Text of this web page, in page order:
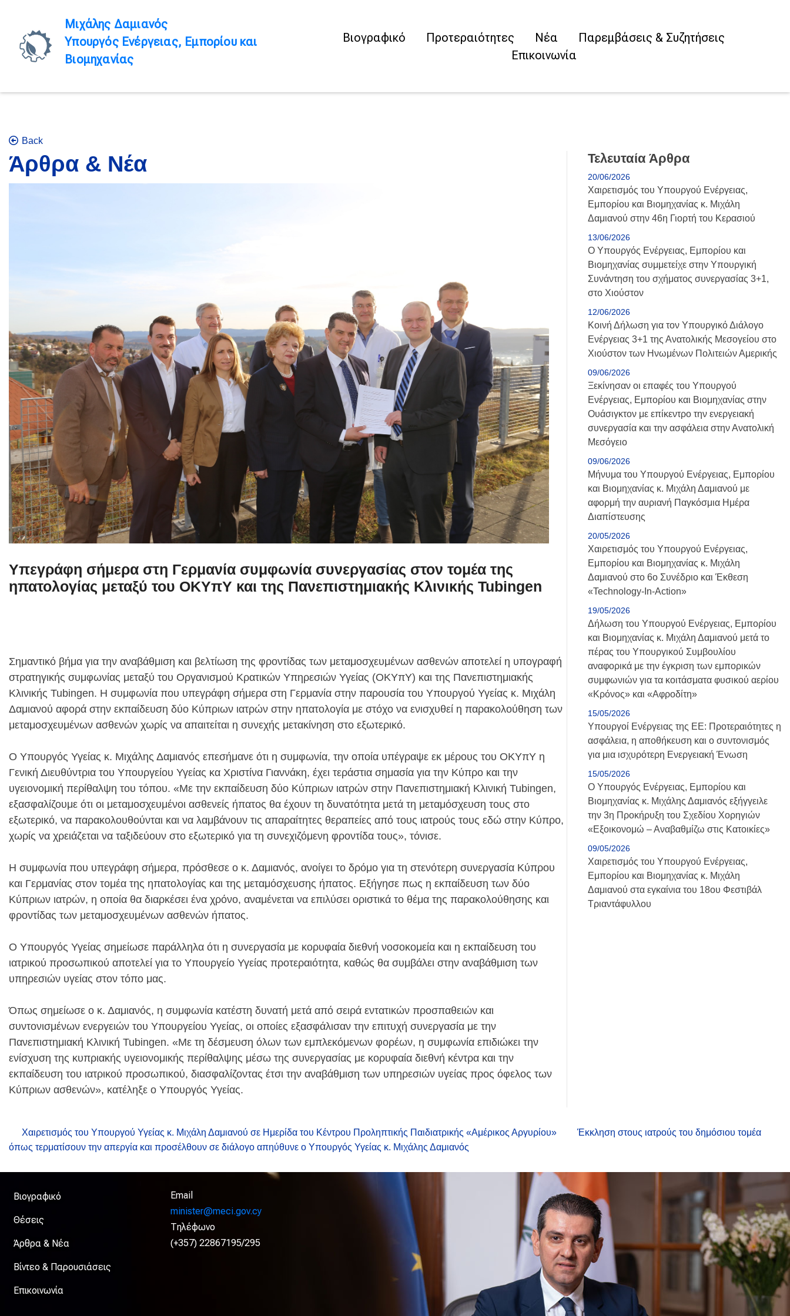
Μιχάλης Δαμιανός
Υπουργός Ενέργειας, Εμπορίου και
Βιομηχανίας
Βιογραφικό Προτεραιότητες Νέα
Παρεμβάσεις & Συζητήσεις
Επικοινωνία
Back
Άρθρα & Νέα
Υπεγράφη σήμερα στη Γερμανία συμφωνία συνεργασίας στον τομέα της
ηπατολογίας μεταξύ του ΟΚΥπΥ και της Πανεπιστημιακής Κλινικής Tubingen
Σημαντικό βήμα για την αναβάθμιση και βελτίωση της φροντίδας των μεταμοσχευμένων ασθενών αποτελεί η υπογραφή
στρατηγικής συμφωνίας μεταξύ του Οργανισμού Κρατικών Υπηρεσιών Υγείας (ΟΚΥπΥ) και της Πανεπιστημιακής
Κλινικής Tubingen. Η συμφωνία που υπεγράφη σήμερα στη Γερμανία στην παρουσία του Υπουργού Υγείας κ. Μιχάλη
Δαμιανού αφορά στην εκπαίδευση δύο Κύπριων ιατρών στην ηπατολογία με στόχο να ενισχυθεί η παρακολούθηση των
μεταμοσχευμένων ασθενών χωρίς να απαιτείται η συνεχής μετακίνηση στο εξωτερικό.
Ο Υπουργός Υγείας κ. Μιχάλης Δαμιανός επεσήμανε ότι η συμφωνία, την οποία υπέγραψε εκ μέρους του ΟΚΥπΥ η
Γενική Διευθύντρια του Υπουργείου Υγείας κα Χριστίνα Γιαννάκη, έχει τεράστια σημασία για την Κύπρο και την
υγειονομική περίθαλψη του τόπου. «Με την εκπαίδευση δύο Κύπριων ιατρών στην Πανεπιστημιακή Κλινική Tubingen,
εξασφαλίζουμε ότι οι μεταμοσχευμένοι ασθενείς ήπατος θα έχουν τη δυνατότητα μετά τη μεταμόσχευση τους στο
εξωτερικό, να παρακολουθούνται και να λαμβάνουν τις απαραίτητες θεραπείες από τους ιατρούς τους εδώ στην Κύπρο,
χωρίς να χρειάζεται να ταξιδεύουν στο εξωτερικό για τη συνεχιζόμενη φροντίδα τους», τόνισε.
Η συμφωνία που υπεγράφη σήμερα, πρόσθεσε ο κ. Δαμιανός, ανοίγει το δρόμο για τη στενότερη συνεργασία Κύπρου
και Γερμανίας στον τομέα της ηπατολογίας και της μεταμόσχευσης ήπατος. Εξήγησε πως η εκπαίδευση των δύο
Κύπριων ιατρών, η οποία θα διαρκέσει ένα χρόνο, αναμένεται να επιλύσει οριστικά το θέμα της παρακολούθησης και
φροντίδας των μεταμοσχευμένων ασθενών ήπατος.
Ο Υπουργός Υγείας σημείωσε παράλληλα ότι η συνεργασία με κορυφαία διεθνή νοσοκομεία και η εκπαίδευση του
ιατρικού προσωπικού αποτελεί για το Υπουργείο Υγείας προτεραιότητα, καθώς θα συμβάλει στην αναβάθμιση των
υπηρεσιών υγείας στον τόπο μας.
Όπως σημείωσε ο κ. Δαμιανός, η συμφωνία κατέστη δυνατή μετά από σειρά εντατικών προσπαθειών και
συντονισμένων ενεργειών του Υπουργείου Υγείας, οι οποίες εξασφάλισαν την επιτυχή συνεργασία με την
Πανεπιστημιακή Κλινική Tubingen. «Με τη δέσμευση όλων των εμπλεκόμενων φορέων, η συμφωνία επιδιώκει την
ενίσχυση της κυπριακής υγειονομικής περίθαλψης μέσω της συνεργασίας με κορυφαία διεθνή κέντρα και την
εκπαίδευση του ιατρικού προσωπικού, διασφαλίζοντας έτσι την αναβάθμιση των υπηρεσιών υγείας προς όφελος των
Κύπριων ασθενών», κατέληξε ο Υπουργός Υγείας.
Τελευταία Άρθρα
20/06/2026
Χαιρετισμός του Υπουργού Ενέργειας,
Εμπορίου και Βιομηχανίας κ. Μιχάλη
Δαμιανού στην 46η Γιορτή του Κερασιού
13/06/2026
Ο Υπουργός Ενέργειας, Εμπορίου και
Βιομηχανίας συμμετείχε στην Υπουργική
Συνάντηση του σχήματος συνεργασίας 3+1,
στο Χιούστον
12/06/2026
Κοινή Δήλωση για τον Υπουργικό Διάλογο
Ενέργειας 3+1 της Ανατολικής Μεσογείου στο
Χιούστον των Ηνωμένων Πολιτειών Αμερικής
09/06/2026
Ξεκίνησαν οι επαφές του Υπουργού
Ενέργειας, Εμπορίου και Βιομηχανίας στην
Ουάσιγκτον με επίκεντρο την ενεργειακή
συνεργασία και την ασφάλεια στην Ανατολική
Μεσόγειο
09/06/2026
Μήνυμα του Υπουργού Ενέργειας, Εμπορίου
και Βιομηχανίας κ. Μιχάλη Δαμιανού με
αφορμή την αυριανή Παγκόσμια Ημέρα
Διαπίστευσης
20/05/2026
Χαιρετισμός του Υπουργού Ενέργειας,
Εμπορίου και Βιομηχανίας κ. Μιχάλη
Δαμιανού στο 6ο Συνέδριο και Έκθεση
«Technology-Ιn-Action»
19/05/2026
Δήλωση του Υπουργού Ενέργειας, Εμπορίου
και Βιομηχανίας κ. Μιχάλη Δαμιανού μετά το
πέρας του Υπουργικού Συμβουλίου
αναφορικά με την έγκριση των εμπορικών
συμφωνιών για τα κοιτάσματα φυσικού αερίου
«Κρόνος» και «Αφροδίτη»
15/05/2026
Υπουργοί Ενέργειας της ΕΕ: Προτεραιότητες η
ασφάλεια, η αποθήκευση και ο συντονισμός
για μια ισχυρότερη Ενεργειακή Ένωση
15/05/2026
Ο Υπουργός Ενέργειας, Εμπορίου και
Βιομηχανίας κ. Μιχάλης Δαμιανός εξήγγειλε
την 3η Προκήρυξη του Σχεδίου Χορηγιών
«Εξοικονομώ – Αναβαθμίζω στις Κατοικίες»
09/05/2026
Χαιρετισμός του Υπουργού Ενέργειας,
Εμπορίου και Βιομηχανίας κ. Μιχάλη
Δαμιανού στα εγκαίνια του 18ου Φεστιβάλ
Τριαντάφυλλου
Χαιρετισμός του Υπουργού Υγείας κ. Μιχάλη Δαμιανού σε Ημερίδα του Κέντρου Προληπτικής Παιδιατρικής «Αμέρικος Αργυρίου»
Έκκληση στους ιατρούς του δημόσιου τομέα
όπως τερματίσουν την απεργία και προσέλθουν σε διάλογο απηύθυνε ο Υπουργός Υγείας κ. Μιχάλης Δαμιανός
Βιογραφικό
Θέσεις
Άρθρα & Νέα
Βίντεο & Παρουσιάσεις
Επικοινωνία
Email
minister@meci.gov.cy
Τηλέφωνο
(+357) 22867195/295